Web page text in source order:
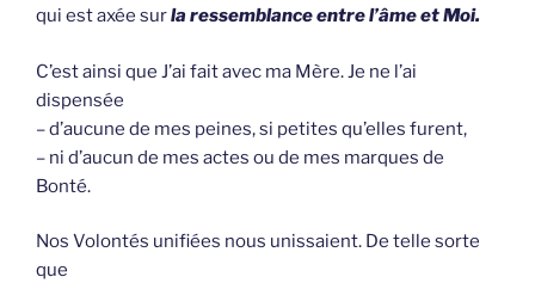
qui est axée surla ressemblance entre l’âme et Moi.
C’est ainsi que J’ai fait avec ma Mère. Je ne l’ai
dispensée
– d’aucune de mes peines, si petites qu’elles furent,
– ni d’aucun de mes actes ou de mes marques de
Bonté.
Nos Volontés unifiées nous unissaient. De telle sorte
que